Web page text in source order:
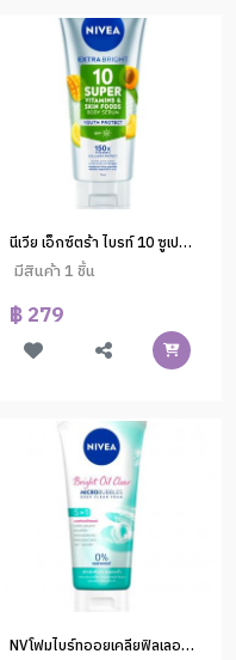
นีเวีย เอ็กซ์ตร้า ไบรท์ 10 ซูเปอร์ วิตามิน แอนด์ สกิน ฟู้ด เซรั่ม
มีสินค้า 1 ชิ้น
฿ 279
NVโฟมไบร์ทออยเคลียฟิลเลอร์100ก.